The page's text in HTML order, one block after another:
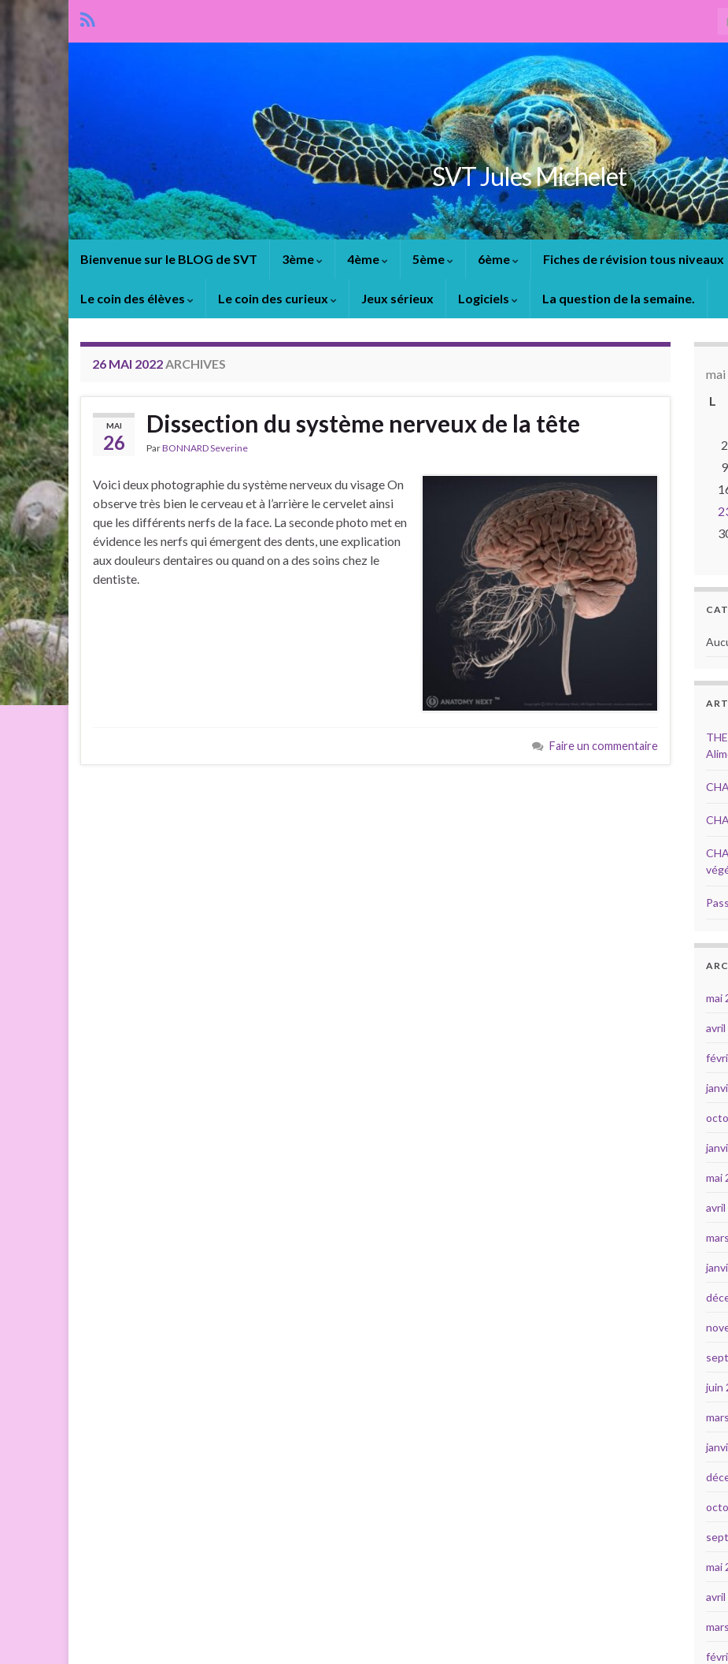
SVT Jules Michelet
Bienvenue sur le BLOG de SVT 3ème 4ème 5ème 6ème Fiches de révision tous niveaux
Le coin des élèves Le coin des curieux Jeux sérieux Logiciels La question de la semaine.
26 MAI 2022ARCHIVES
MAI
26
Dissection du système nerveux de la tête
ParBONNARD Severine
Voici deux photographie du système nerveux du visage On
observe très bien le cerveau et à l’arrière le cervelet ainsi
que les différents nerfs de la face. La seconde photo met en
évidence les nerfs qui émergent des dents, une explication
aux douleurs dentaires ou quand on a des soins chez le
dentiste.
Faire un commentaire
L
2
9
mai
mai
juin
mai
avril
Panneau de gestion des cookies